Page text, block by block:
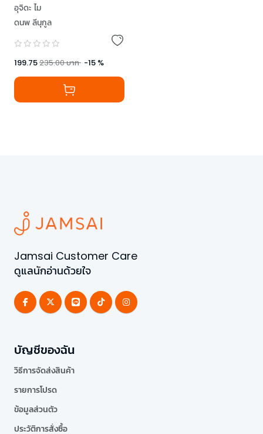
อุจิดะ ไม
ดนพ ลีนุกูล
199.75235.00บาท -15 %
Jamsai Customer Care
ดูแลนักอ่านด้วยใจ
บัญชีของฉัน
วิธีการจัดส่งสินค้า
รายการโปรด
ข้อมูลส่วนตัว
ประวัติการสั่งซื้อ